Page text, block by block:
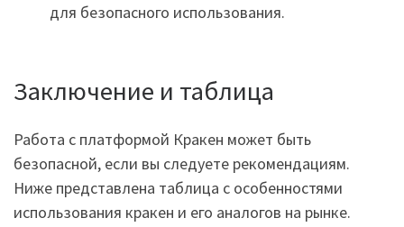
для безопасного использования.
Заключение и таблица
Работа с платформой Кракен может быть
безопасной, если вы следуете рекомендациям.
Ниже представлена таблица с особенностями
использования кракен и его аналогов на рынке.